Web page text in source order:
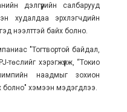
дэлгүүрийн салбарууд
худалдаа эрхлэгчдийн
нээлттэй байх болно.
"Тогтвортой байдал,
хэрэгжүүлж, “Токио
наадмыг зохион
болно" хэмээн мэдэгдлээ.